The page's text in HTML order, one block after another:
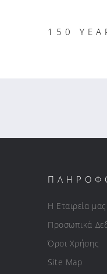
150
Η Εταιρεία μας
Προσωπικά
Όροι Χρήσης
Site Map